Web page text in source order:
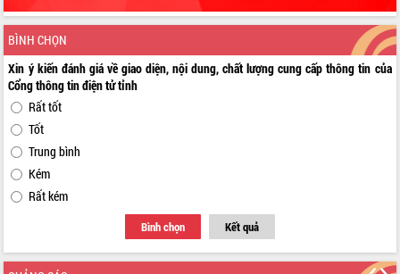
BÌNH CHỌN
Xin ý kiến đánh giá về giao diện, nội dung, chất lượng cung cấp thông tin của
Cổng thông tin điện tử tỉnh
Rất tốt
Tốt
Trung bình
Kém
Rất kém
Bình chọn Kết quả